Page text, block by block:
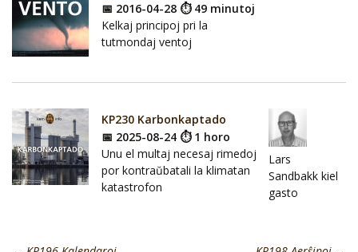
📅 2016-04-28 ⏱ 49 minutoj
Kelkaj principoj pri la
tutmondaj ventoj
KP230 Karbonkaptado
📅 2025-08-24 ⏱ 1 horo
Unu el multaj necesaj rimedoj
por kontraŭbatali la klimatan
katastrofon
Lars
Sandbakk kiel
gasto